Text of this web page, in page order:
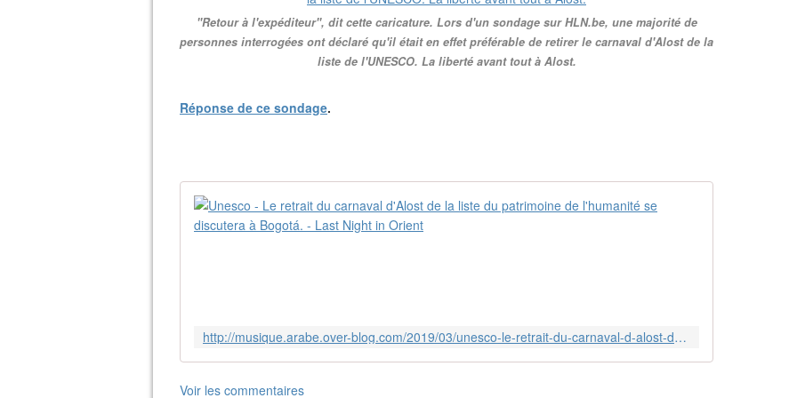
"Retour à l'expéditeur", dit cette caricature. Lors d'un sondage sur HLN.be, une majorité de
personnes interrogées ont déclaré qu'il était en effet préférable de retirer le carnaval d'Alost de la
liste de l'UNESCO. La liberté avant tout à Alost.
Réponse de ce sondage.
s
http://musique.arabe.over-blog.com/2019/03/unesco-le-retrait-du-carnaval-d-alost-de-la-liste-du-patrimoine-de-l-humanite-se-discutera-en-colombie.html
Voir les commentaires